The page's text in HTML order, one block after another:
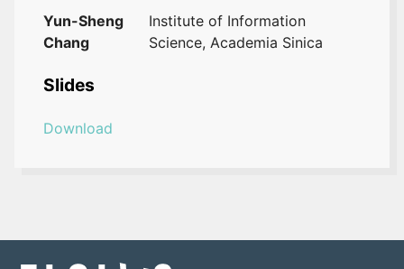
Yun-Sheng
Chang
Institute of Information
Science, Academia Sinica
Slides
Download